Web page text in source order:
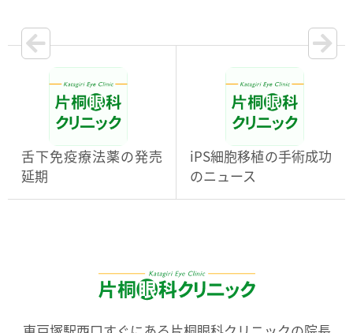
舌下免疫療法薬の発売
延期
iPS細胞移植の手術成功
のニュース